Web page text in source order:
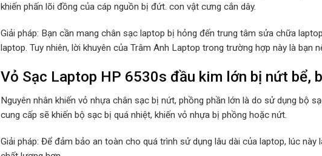
khiến phấn lõi đồng của cáp nguồn bị đứt. con vật cưng cắn dây.
Giải pháp: Bạn cần mang chân sạc laptop bị hỏng đến trung tâm sửa chữa
laptop. Tuy nhiên, lời khuyên của Trâm Anh Laptop trong trường hợp này là bạn
Vỏ Sạc Laptop HP 6530s đầu kim lớn bị nứt bể,
Nguyên nhân khiến vỏ nhựa chân sạc bị nứt, phồng phần lớn là do sử dụng bộ
cung cấp sẽ khiến bộ sạc bị quá nhiệt, khiến vỏ nhựa bị phồng hoặc nứt.
Giải pháp: Để đảm bảo an toàn cho quá trình sử dụng lâu dài của laptop, lúc